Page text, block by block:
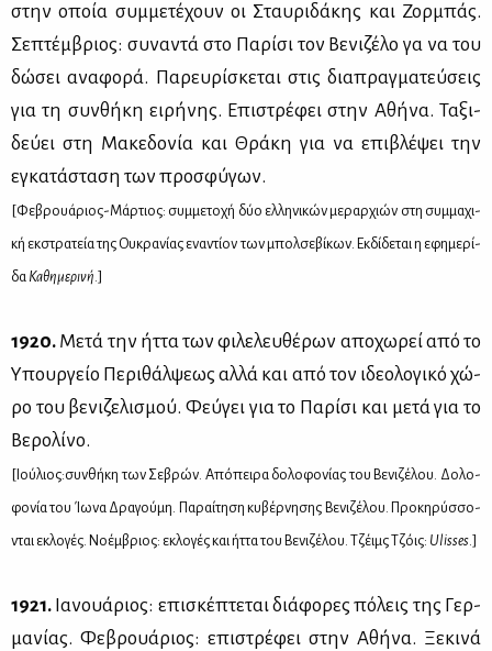
στην οποία συμ­με­τέ­χουν οι Σταυ­ρι­δά­κης και Ζορ­μπάς.
Σε­πτέμ­βριος: συ­να­ντά στο Πα­ρί­σι τον Βε­νι­ζέ­λο γα να του
δώ­σει ανα­φο­ρά. Πα­ρευ­ρί­σκε­ται στις δια­πραγ­μα­τεύ­σεις
για τη συν­θή­κη ει­ρή­νης. Επι­στρέ­φει στην Αθή­να. Τα­ξι­
δεύ­ει στη Μα­κε­δο­νία και Θρά­κη για να επι­βλέ­ψει την
εγκα­τά­στα­ση των προ­σφύ­γων.
[Φε­βρουά­ριος-Μάρ­τιος: συμ­με­το­χή δύο ελ­λη­νι­κών με­ραρ­χιών στη συμ­μα­χι­
κή εκ­στρα­τεία της Ου­κρα­νί­ας ενα­ντί­ον των μπολ­σε­βί­κων. Εκ­δί­δε­ται η εφη­με­ρί­
δα Κα­θη­με­ρι­νή.]
1920. Με­τά την ήτ­τα των φι­λε­λευ­θέ­ρων απο­χω­ρεί από το
Υπουρ­γείο Πε­ρι­θάλ­ψε­ως αλ­λά και από τον ιδε­ο­λο­γι­κό χώ­
ρο του βε­νι­ζε­λι­σμού. Φεύ­γει για το Πα­ρί­σι και με­τά για το
Βε­ρο­λί­νο.
[Ιού­λιος:συν­θή­κη των Σε­βρών. Από­πει­ρα δο­λο­φο­νί­ας του Βε­νι­ζέ­λου. Δο­λο­
φο­νία του Ίω­να Δρα­γού­μη. Πα­ραί­τη­ση κυ­βέρ­νη­σης Βε­νι­ζέ­λου. Προ­κη­ρύσ­σο­
νται εκλο­γές. Νο­έμ­βριος: εκλο­γές και ήτ­τα του Βε­νι­ζέ­λου. Τζέιμς Τζόις: Ulisses.]
1921. Ια­νουά­ριος: επι­σκέ­πτε­ται διά­φο­ρες πό­λεις της Γερ­
μα­νί­ας. Φε­βρουά­ριος: επι­στρέ­φει στην Αθή­να. Ξε­κι­νά